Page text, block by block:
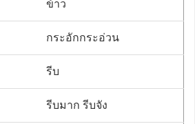
ข้าว
กระอักกระอ่วน
รีบ
รีบมาก รีบจัง